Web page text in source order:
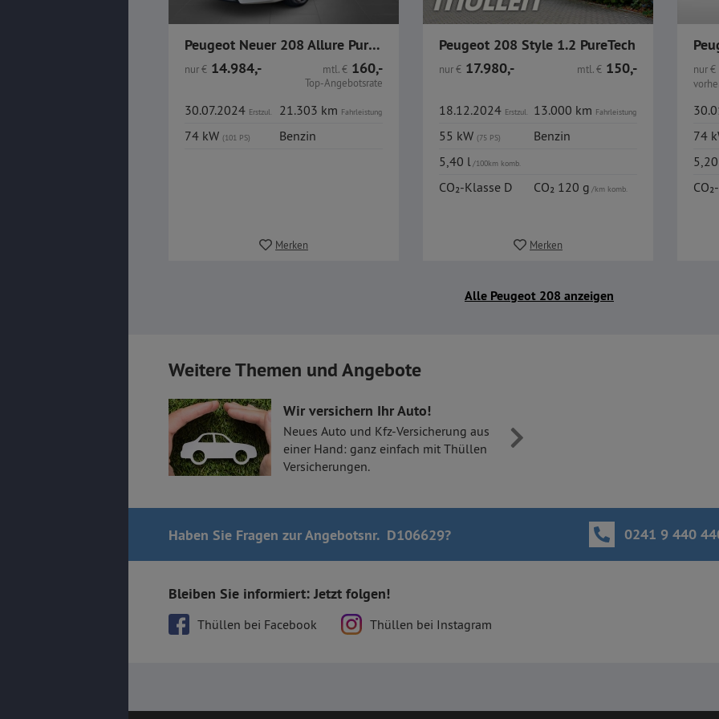
Peugeot Neuer 208 Allure PureTech 100 LED CarPlay Alu
nur€ 14.984,- mtl.€ 160,-
Top-Angebotsrate
30.07.2024 Erstzul. 21.303 km Fahrleistung
74 kW (101 PS) Benzin
Merken
Peugeot 208 Style 1.2 PureTech
nur€ 17.980,- mtl.€ 150,-
18.12.2024 Erstzul. 13.000 km Fahrleistung
55 kW (75 PS)
Benzin
5,40 l/100km komb.
CO₂-Klasse D CO₂ 120 g/km komb.
Merken
nur€
74
Alle Peugeot 208 anzeigen
Weitere Themen und Angebote
Wir versichern Ihr Auto!
Neues Auto und Kfz-Versicherung aus
einer Hand: ganz einfach mit Thüllen
Versicherungen.
Haben Sie Fragen zur Angebotsnr. D106629? 0241 9 440
Bleiben Sie informiert: Jetzt folgen!
Thüllen bei Facebook Thüllen bei Instagram